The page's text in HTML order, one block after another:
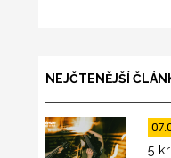
NEJČTENĚJŠÍ
5